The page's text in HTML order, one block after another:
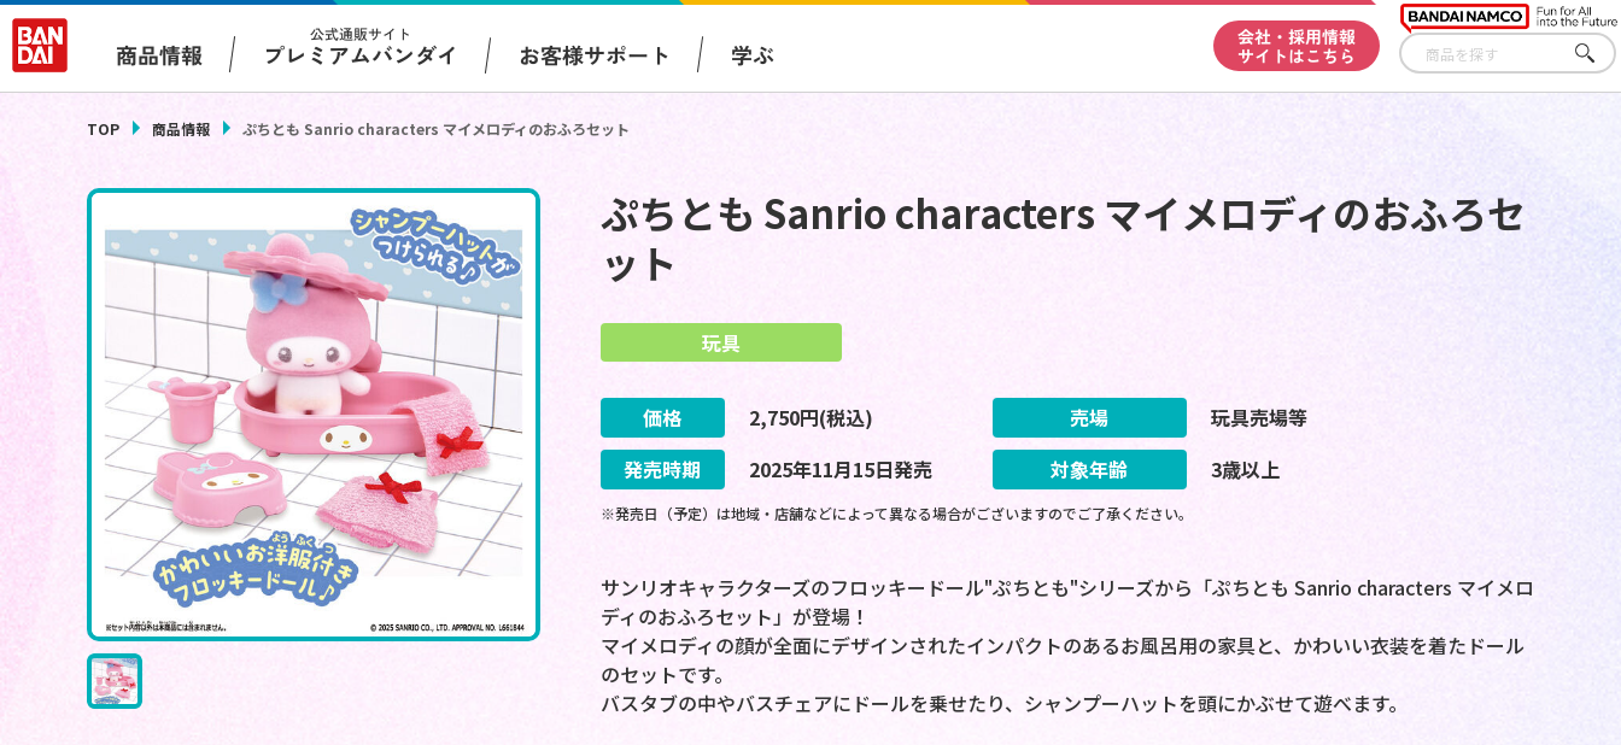
商品情報
公式通販サイト
プレミアムバンダイ お客様サポート 学ぶ
会社・採用情報
サイトはこちら
さが
す
TOP 商品情報 ぷちとも Sanrio characters マイメロディのおふろセット
ぷちとも Sanrio characters マイメロディのおふろセ
ット
玩具
価格 2,750円(税込) 売場
玩具売場等
発売時期
2025年11月15日発売 対象年齢 3歳以上
※発売日（予定）は地域・店舗などによって異なる場合がございますのでご了承ください。
サンリオキャラクターズのフロッキードール"ぷちとも"シリーズから「ぷちとも Sanrio characters マイメロ
ディのおふろセット」が登場！
マイメロディの顔が全面にデザインされたインパクトのあるお風呂用の家具と、かわいい衣装を着たドール
のセットです。
バスタブの中やバスチェアにドールを乗せたり、シャンプーハットを頭にかぶせて遊べます。